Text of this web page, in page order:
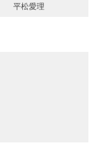
平松愛理